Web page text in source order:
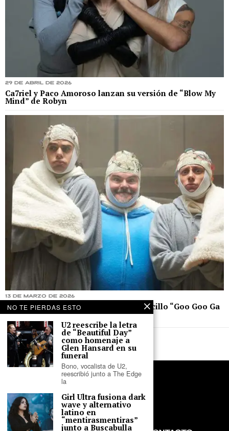
29 de abril de 2026
Ca7riel y Paco Amoroso lanzan su versión de “Blow My
Mind” de Robyn
13 de marzo de 2026
Ca7riel y Paco Amoroso lanzan su sencillo “Goo Goo Ga
Ga” junto a Jack Black
NO TE PIERDAS ESTO
U2 reescribe la letra
de “Beautiful Day”
como homenaje a
Glen Hansard en su
funeral
Bono, vocalista de U2,
reescribió junto a The Edge
la
Girl Ultra fusiona dark
wave y alternativo
latino en
“mentirasmentiras”
junto a Buscabulla